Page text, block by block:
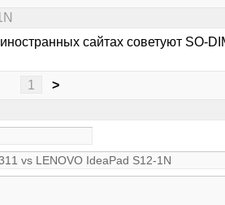
сайтах советуют SO-
1 >